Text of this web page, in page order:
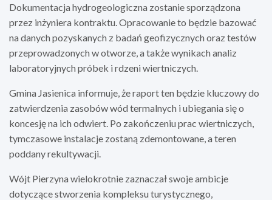
Dokumentacja hydrogeologiczna zostanie sporządzona
przez inżyniera kontraktu. Opracowanie to będzie bazować
na danych pozyskanych z badań geofizycznych oraz testów
przeprowadzonych w otworze, a także wynikach analiz
laboratoryjnych próbek i rdzeni wiertniczych.
Gmina Jasienica informuje, że raport ten będzie kluczowy do
zatwierdzenia zasobów wód termalnych i ubiegania się o
koncesję na ich odwiert. Po zakończeniu prac wiertniczych,
tymczasowe instalacje zostaną zdemontowane, a teren
poddany rekultywacji.
Wójt Pierzyna wielokrotnie zaznaczał swoje ambicje
dotyczące stworzenia kompleksu turystycznego,